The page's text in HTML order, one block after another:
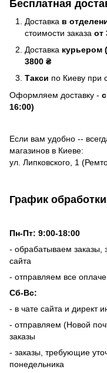
Бесплатная
Доставка в
стоимости заказа от
Доставка курьером
3800 ₴
Такси по Киеву при
Оформляем доставку -
16:00)
Если вам удобно --
магазинов в Киеве:
ул. Липковского, 1
График
Пн-Пт: 9:00-18:00
- обрабатываем заказы,
сайта
- отправляем все
Сб-Вс:
- в чате сайта и директ
- отправляем (Новой
заказы
- заказы, требующие
понедельника